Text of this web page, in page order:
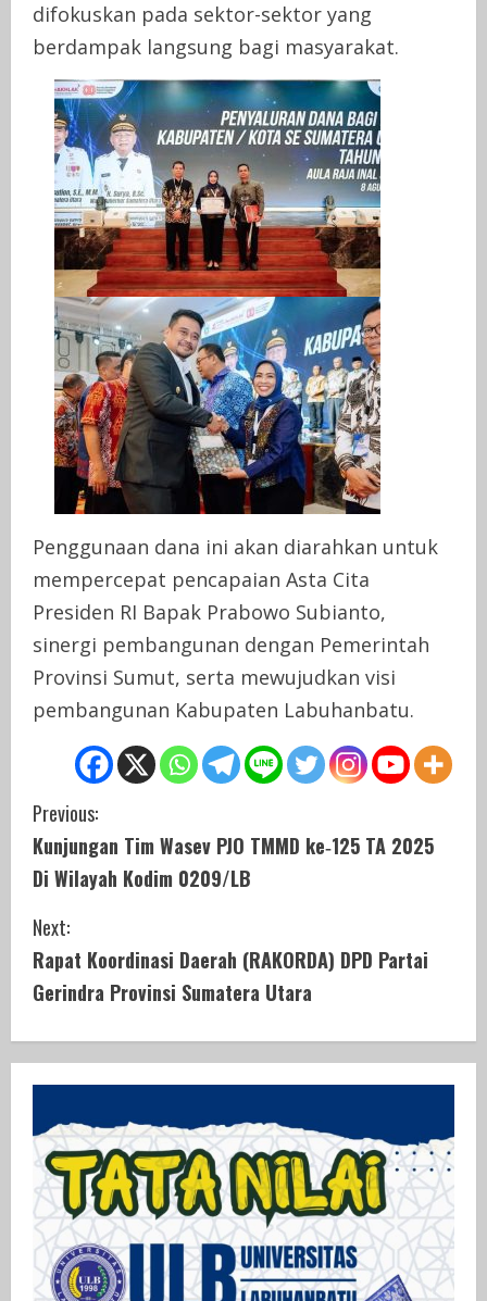
difokuskan pada sektor-sektor yang
berdampak langsung bagi masyarakat.
Penggunaan dana ini akan diarahkan untuk
mempercepat pencapaian Asta Cita
Presiden RI Bapak Prabowo Subianto,
sinergi pembangunan dengan Pemerintah
Provinsi Sumut, serta mewujudkan visi
pembangunan Kabupaten Labuhanbatu.
C
o
n
t
i
n
u
e
R
e
a
Previous:
Kunjungan Tim Wasev PJO TMMD ke‑125 TA 2025
Di Wilayah Kodim 0209/LB
Next:
Rapat Koordinasi Daerah (RAKORDA) DPD Partai
Gerindra Provinsi Sumatera Utara